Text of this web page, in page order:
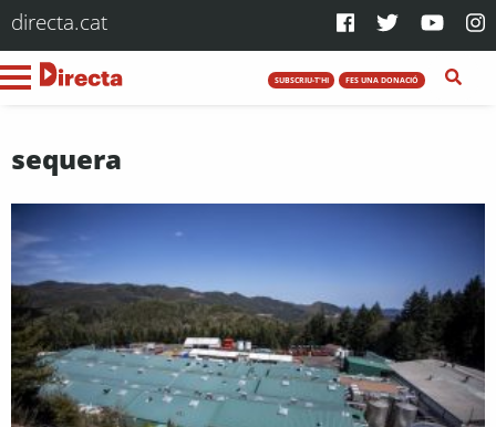
directa.cat
SUBSCRIU-T'HI FES UNA DONACIÓ
sequera